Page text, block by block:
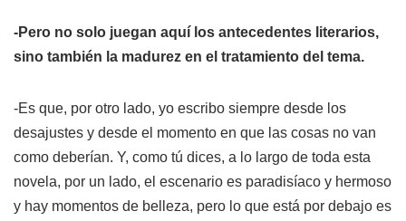
-Pero no solo juegan aquí los antecedentes literarios,
sino también la madurez en el tratamiento del tema.
-Es que, por otro lado, yo escribo siempre desde los
desajustes y desde el momento en que las cosas no van
como deberían. Y, como tú dices, a lo largo de toda esta
novela, por un lado, el escenario es paradisíaco y hermoso
y hay momentos de belleza, pero lo que está por debajo es